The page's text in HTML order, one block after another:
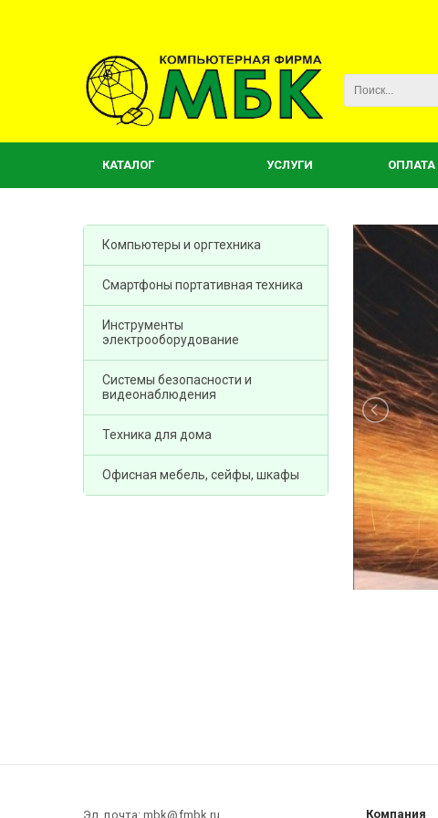
КАТАЛОГ УСЛУГИ
Компьютеры и оргтехника
Смартфоны портативная техника
Инструменты
электрооборудование
Системы безопасности и
видеонаблюдения
Техника для дома
Офисная мебель, сейфы, шкафы
Эл. почта: mbk@fmbk.ru Компания